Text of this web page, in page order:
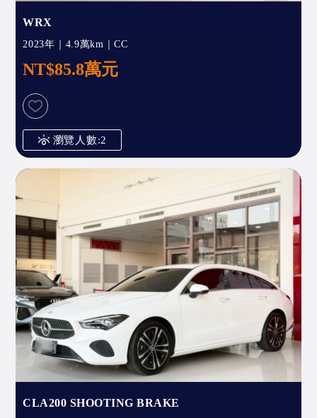
WRX
2023年｜4.9萬km｜CC
NT$85.8萬元
瀏覽人數:2
CLA200 SHOOTING BRAKE